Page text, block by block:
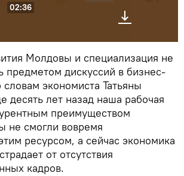
02:36
Молдовы и специализация не
предметом дискуссий в бизнес-
экономиста Татьяны
лет назад наша рабочая
преимуществом
смогли вовремя
ресурсом, а сейчас экономика
от отсутствия
кадров.